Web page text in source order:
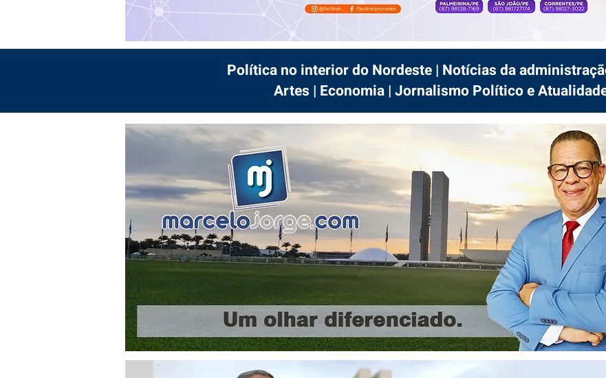
Política no interior do Nordeste | Notícias da
Artes | Economia | Jornalismo Político e
© 2023 por DAMANU Comunicação Integrada | CNPJ Nº